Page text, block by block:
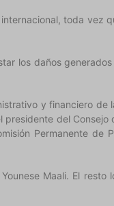
toda vez
los daños
y financiero de
presidente del Consejo
Permanente de
Maali. El resto